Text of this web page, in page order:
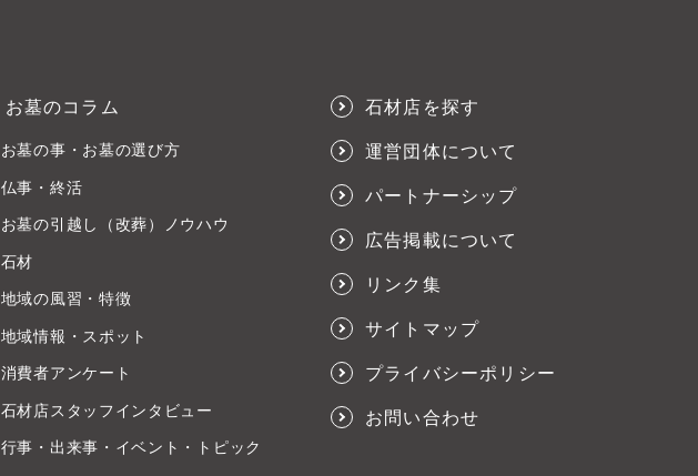
お墓のコラム
お墓の事・お墓の選び方
仏事・終活
お墓の引越し（改葬）ノウハウ
石材
地域の風習・特徴
地域情報・スポット
消費者アンケート
石材店スタッフインタビュー
行事・出来事・イベント・トピック
石材店を探す
運営団体について
パートナーシップ
広告掲載について
リンク集
サイトマップ
プライバシーポリシー
お問い合わせ